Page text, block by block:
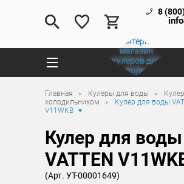
8
Главная Кулеры для воды
холодильником
Кулер для воды
V11WKB
Кулер для воды
VATTEN
(Арт. УТ-00001649)